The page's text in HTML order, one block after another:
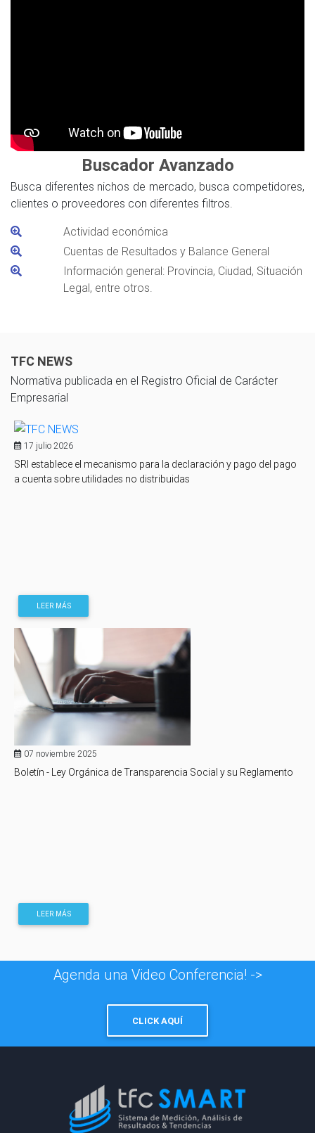
Buscador Avanzado
Busca diferentes nichos de mercado, busca competidores,
clientes o proveedores con diferentes filtros.
Actividad económica
Cuentas de Resultados y Balance General
Información general: Provincia, Ciudad, Situación
Legal, entre otros.
TFC NEWS
Normativa publicada en el Registro Oficial de Carácter
Empresarial
17 julio 2026
SRI establece el mecanismo para la declaración y pago del pago
a cuenta sobre utilidades no distribuidas
LEER MÁS
07 noviembre 2025
Boletín - Ley Orgánica de Transparencia Social y su Reglamento
LEER MÁS
Agenda una Video Conferencia! ->
CLICK AQUÍ